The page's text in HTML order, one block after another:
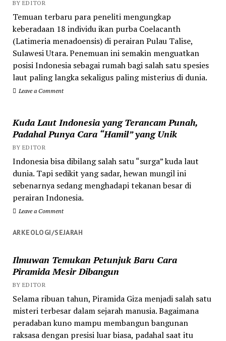
BY EDITOR
Temuan terbaru para peneliti mengungkap
keberadaan 18 individu ikan purba Coelacanth
(Latimeria menadoensis) di perairan Pulau Talise,
Sulawesi Utara. Penemuan ini semakin menguatkan
posisi Indonesia sebagai rumah bagi salah satu spesies
laut paling langka sekaligus paling misterius di dunia.
Leave a Comment
Kuda Laut Indonesia yang Terancam Punah,
Padahal Punya Cara “Hamil” yang Unik
BY EDITOR
Indonesia bisa dibilang salah satu “surga” kuda laut
dunia. Tapi sedikit yang sadar, hewan mungil ini
sebenarnya sedang menghadapi tekanan besar di
perairan Indonesia.
Leave a Comment
ARKEOLOGI/SEJARAH
Ilmuwan Temukan Petunjuk Baru Cara
Piramida Mesir Dibangun
BY EDITOR
Selama ribuan tahun, Piramida Giza menjadi salah satu
misteri terbesar dalam sejarah manusia. Bagaimana
peradaban kuno mampu membangun bangunan
raksasa dengan presisi luar biasa, padahal saat itu